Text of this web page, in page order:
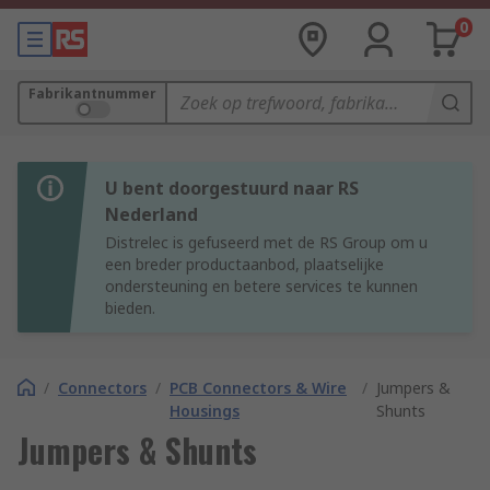
0
Fabrikantnummer
U bent doorgestuurd naar RS
Nederland
Distrelec is gefuseerd met de RS Group om u
een breder productaanbod, plaatselijke
ondersteuning en betere services te kunnen
bieden.
/ Connectors / PCB Connectors & Wire
Housings
/ Jumpers &
Shunts
Jumpers & Shunts